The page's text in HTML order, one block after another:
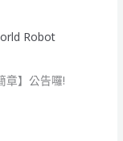
Robot
章】公告囉!